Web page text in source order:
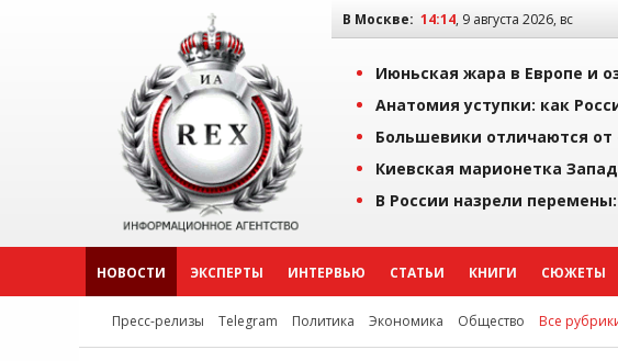
В Москве: 14:14, 9 августа 2026, вс
Июньская жара в Европе и
Анатомия уступки: как
Большевики отличаются
Киевская марионетка
В России назрели
НОВОСТИ ЭКСПЕРТЫ ИНТЕРВЬЮ СТАТЬИ КНИГИ СЮЖЕТЫ
Пресс-релизы Telegram Политика Экономика Общество Все